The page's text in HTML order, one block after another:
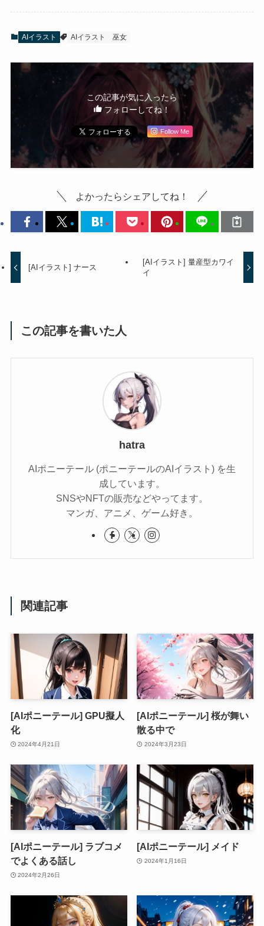
AIイラスト AIイラスト 巫女
この記事が気に入ったら
フォローしてね！
Follow Me
よかったらシェアしてね！
[AIイラスト] ナース
[AIイラスト] 量産型カワイ
イ
この記事を書いた人
hatra
AIポニーテール (ポニーテールのAIイラスト) を生
成しています。
SNSやNFTの販売などやってます。
マンガ、アニメ、ゲーム好き。
関連記事
[AIポニーテール] GPU擬人
化
2024年4月21日
[AIポニーテール] 桜が舞い
散る中で
2024年3月23日
[AIポニーテール] ラブコメ
でよくある話し
2024年2月26日
[AIポニーテール] メイド
2024年1月16日